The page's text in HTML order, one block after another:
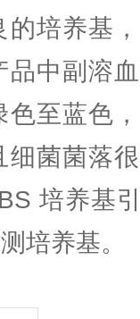
的培养基
中副溶
色至蓝色
细菌菌落
培养基
培养基。